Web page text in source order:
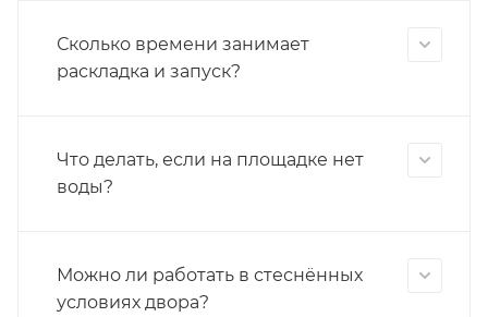
Сколько времени занимает
раскладка и запуск?
Что делать, если на площадке нет
воды?
Можно ли работать в стеснённых
условиях двора?